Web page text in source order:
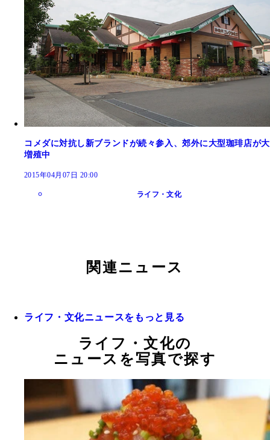
コメダに対抗し新ブランドが続々参入、郊外に大型珈琲店が大
増殖中
2015年04月07日 20:00
ライフ・文化
関連ニュース
ライフ・文化ニュースをもっと見る
ライフ・文化の
ニュースを写真で探す